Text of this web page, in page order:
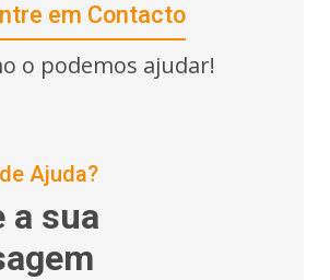
em Contacto
o podemos ajudar!
Ajuda?
a sua